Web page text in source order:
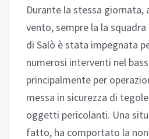
Durante la stessa giornata,
vento, sempre la la
di Salò è stata impegnata
numerosi interventi nel
principalmente per
messa in sicurezza di
oggetti pericolanti. Una
fatto, ha comportato la